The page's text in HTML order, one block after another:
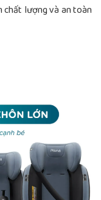
chất lượng và an toàn